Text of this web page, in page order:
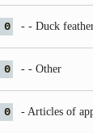
0 - - Duck
0 - - Other
0 - Articles of